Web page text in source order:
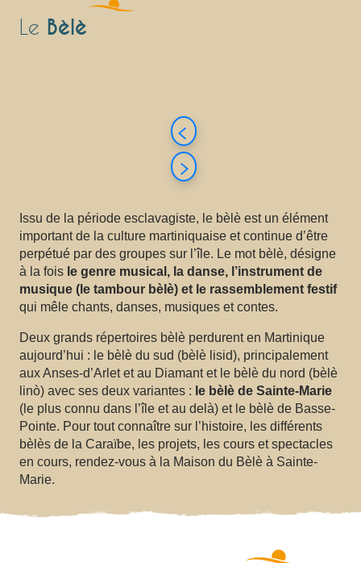
Le Bèlè
Issu de la période esclavagiste, le bèlè est un élément
important de la culture martiniquaise et continue d’être
perpétué par des groupes sur l’île. Le mot bèlè, désigne
à la fois le genre musical, la danse, l’instrument de
musique (le tambour bèlè) et le rassemblement festif
qui mêle chants, danses, musiques et contes.
Deux grands répertoires bèlè perdurent en Martinique
aujourd’hui : le bèlè du sud (bèlè lisid), principalement
aux Anses-d’Arlet et au Diamant et le bèlè du nord (bèlè
linò) avec ses deux variantes : le bèlè de Sainte-Marie
(le plus connu dans l’île et au delà) et le bèlè de Basse-
Pointe. Pour tout connaître sur l’histoire, les différents
bèlès de la Caraïbe, les projets, les cours et spectacles
en cours, rendez-vous à la Maison du Bèlè à Sainte-
Marie.